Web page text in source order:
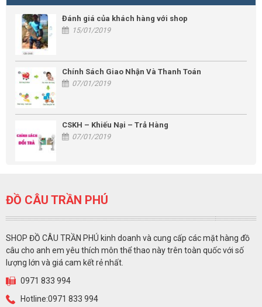
Đánh giá của khách hàng với shop
15/01/2019
Chính Sách Giao Nhận Và Thanh Toán
07/01/2019
CSKH – Khiếu Nại – Trả Hàng
07/01/2019
ĐỒ CÂU TRẦN PHÚ
SHOP ĐỒ CÂU TRẦN PHÚ kinh doanh và cung cấp các mặt hàng đồ
câu cho anh em yêu thích môn thể thao này trên toàn quốc với số
lượng lớn và giá cam kết rẻ nhất.
0971 833 994
Hotline:0971 833 994